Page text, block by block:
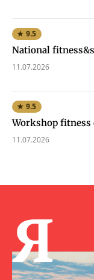
★ 9.5
National
11.07.2026
★ 9.5
Workshop
11.07.2026
Я